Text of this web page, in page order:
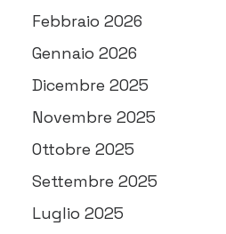
Febbraio 2026
Gennaio 2026
Dicembre 2025
Novembre 2025
Ottobre 2025
Settembre 2025
Luglio 2025